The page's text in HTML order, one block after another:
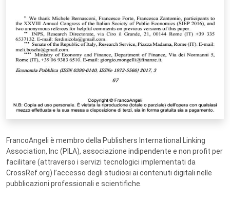
FrancoAngeli è membro della Publishers International Linking
Association, Inc (PILA), associazione indipendente e non profit per
facilitare (attraverso i servizi tecnologici implementati da
CrossRef.org) l’accesso degli studiosi ai contenuti digitali nelle
pubblicazioni professionali e scientifiche.